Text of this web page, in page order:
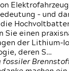
– und
Sie einen
der Lithium-
deren S…
fossiler